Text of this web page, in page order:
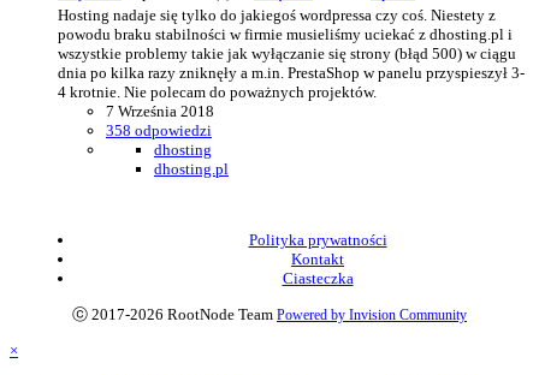
Hosting nadaje się tylko do jakiegoś wordpressa czy coś. Niestety z
powodu braku stabilności w firmie musieliśmy uciekać z dhosting.pl i
wszystkie problemy takie jak wyłączanie się strony (błąd 500) w ciągu
dnia po kilka razy zniknęły a m.in. PrestaShop w panelu przyspieszył 3-
4 krotnie. Nie polecam do poważnych projektów.
7 Września 2018
358 odpowiedzi
dhosting
dhosting.pl
Polityka prywatności
Kontakt
Ciasteczka
ⓒ 2017-2026 RootNode Team Powered by Invision Community
×